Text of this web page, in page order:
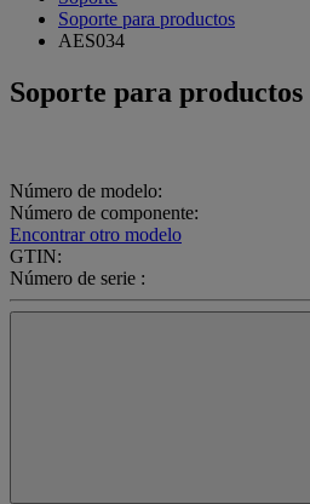
Soporte para productos
AES034
Soporte para productos
Número de modelo:
Número de componente:
Encontrar otro modelo
GTIN:
Número de serie :